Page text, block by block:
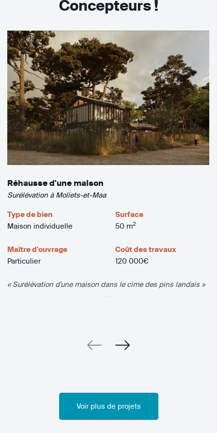
Concepteurs !
Réhausse d'une maison
Surélévation à Moliets-et-Maa
Type de bien
Maison individuelle
Surface
50 m2
Maître d'ouvrage
Particulier
Coût des travaux
120 000€
« Surélévation d'une maison dans le cime des pins landais »
Voir plus de projets